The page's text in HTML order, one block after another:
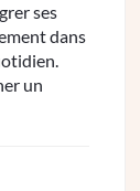
ses
dans
un